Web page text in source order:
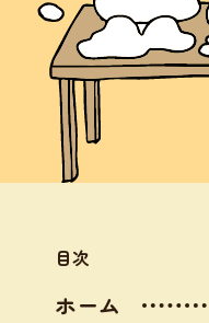
目次
ホーム